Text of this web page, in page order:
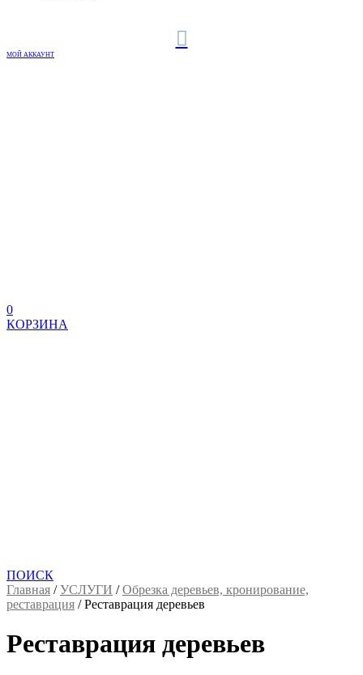
МОЙ АККАУНТ
0
КОРЗИНА
ПОИСК
Главная /УСЛУГИ /Обрезка деревьев, кронирование,
реставрация /Реставрация деревьев
Реставрация деревьев